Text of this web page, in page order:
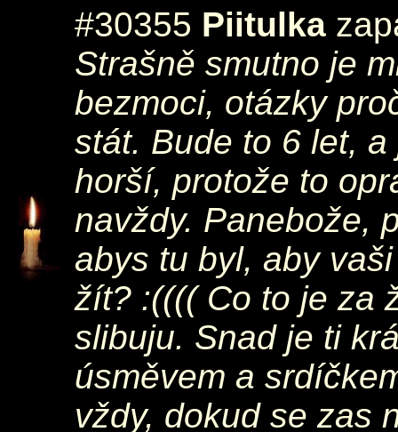
#30355 Piitulka
Strašně smutno je
bezmoci, otázky
stát. Bude to 6 let,
horší, protože to
navždy. Panebože,
abys tu byl, aby
žít? :(((( Co to je za
slibuju. Snad je ti
úsměvem a
vždy, dokud se zas